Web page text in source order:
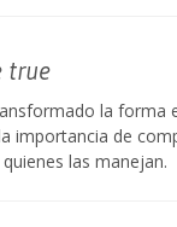
true
la forma
importancia de
las manejan.